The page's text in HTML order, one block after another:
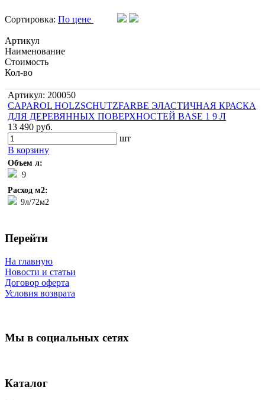
Сортировка: По цене
Артикул
Наименование
Стоимость
Кол-во
Артикул: 200050
CAPAROL HOLZSCHUTZFARBE ЭЛАСТИЧНАЯ КРАСКА
ДЛЯ ДЕРЕВЯННЫХ ПОВЕРХНОСТЕЙ BASE 1 9 Л
13 490 руб.
шт
В корзину
Объем л:
9
Расход м2:
9л/72м2
Перейти
На главную
Новости и статьи
Договор оферта
Условия возврата
Мы в социальных сетях
Каталог